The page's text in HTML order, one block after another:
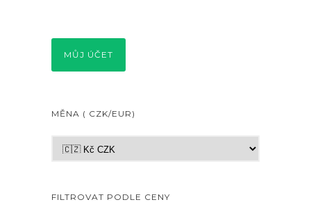
MŮJ ÚČET
MĚNA ( CZK/EUR)
FILTROVAT PODLE CENY